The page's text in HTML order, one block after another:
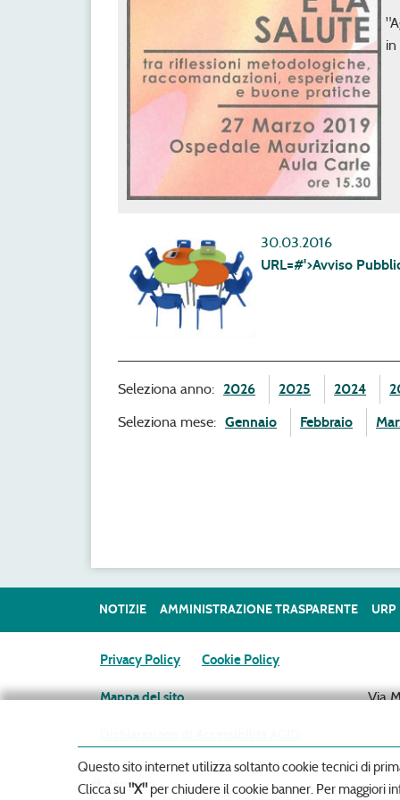
in
30.03.2016
URL=#'>Avviso
Seleziona anno: 2026 2025 2024
Seleziona mese: Gennaio Febbraio
NOTIZIE AMMINISTRAZIONE TRASPARENTE URP
Privacy Policy Cookie Policy
Mappa del sito
Intranet
Via
Questo sito internet utilizza soltanto cookie tecnici di
Clicca su "X" per chiudere il cookie banner. Per maggiori